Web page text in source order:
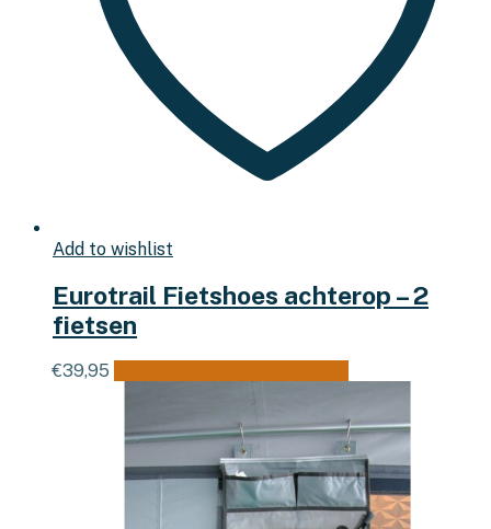
Add to wishlist
Eurotrail Fietshoes achterop – 2
fietsen
€39,95